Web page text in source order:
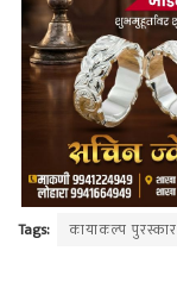
Tags: कायाकल्प पुरस्कार